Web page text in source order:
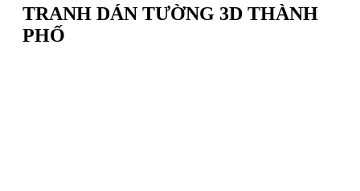
TRANH DÁN TƯỜNG 3D THÀNH
PHỐ